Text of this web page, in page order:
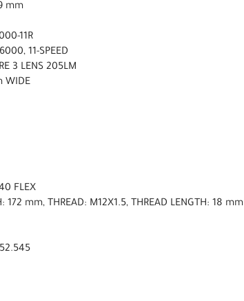
mm
11R
11-SPEED
3 LENS 205LM
WIDE
FLEX
172 mm, THREAD: M12X1.5, THREAD LENGTH: 18 mm